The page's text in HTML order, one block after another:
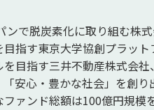
で脱炭素化に取り組む株
指す東京大学協創プラッ
目指す三井不動産株式会
安心・豊かな社会」を創
ァンド総額は100億円規模